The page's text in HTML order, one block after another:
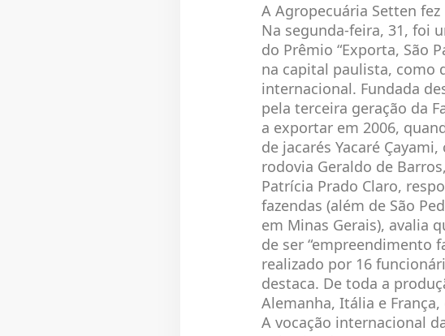
A Agropecuária Setten
Na segunda-feira, 31, foi
do Prêmio “Exporta, São
na capital paulista, como
internacional. Fundada
pela terceira geração da
a exportar em 2006,
de jacarés Yacaré
rodovia Geraldo de
Patrícia Prado Claro,
fazendas (além de São
em Minas Gerais), avalia
de ser “empreendimento
realizado por 16
destaca. De toda a
Alemanha, Itália e
A vocação internacional